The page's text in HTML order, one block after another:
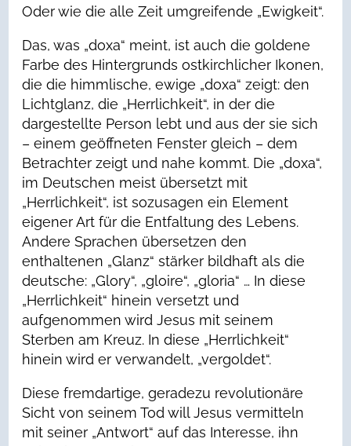
Oder wie die alle Zeit umgreifende „Ewigkeit“.
Das, was „doxa“ meint, ist auch die goldene
Farbe des Hintergrunds ostkirchlicher Ikonen,
die die himmlische, ewige „doxa“ zeigt: den
Lichtglanz, die „Herrlichkeit“, in der die
dargestellte Person lebt und aus der sie sich
– einem geöffneten Fenster gleich – dem
Betrachter zeigt und nahe kommt. Die „doxa“,
im Deutschen meist übersetzt mit
„Herrlichkeit“, ist sozusagen ein Element
eigener Art für die Entfaltung des Lebens.
Andere Sprachen übersetzen den
enthaltenen „Glanz“ stärker bildhaft als die
deutsche: „Glory“, „gloire“, „gloria“ … In diese
„Herrlichkeit“ hinein versetzt und
aufgenommen wird Jesus mit seinem
Sterben am Kreuz. In diese „Herrlichkeit“
hinein wird er verwandelt, „vergoldet“.
Diese fremdartige, geradezu revolutionäre
Sicht von seinem Tod will Jesus vermitteln
mit seiner „Antwort“ auf das Interesse, ihn